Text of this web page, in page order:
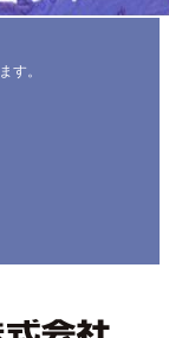
す。